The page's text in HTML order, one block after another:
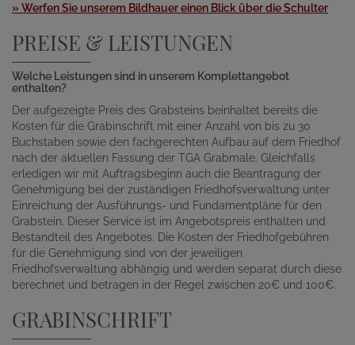
» Werfen Sie unserem Bildhauer einen Blick über die Schulter
PREISE & LEISTUNGEN
Welche Leistungen sind in unserem Komplettangebot
enthalten?
Der aufgezeigte Preis des Grabsteins beinhaltet bereits die
Kosten für die Grabinschrift mit einer Anzahl von bis zu 30
Buchstaben sowie den fachgerechten Aufbau auf dem Friedhof
nach der aktuellen Fassung der TGA Grabmale. Gleichfalls
erledigen wir mit Auftragsbeginn auch die Beantragung der
Genehmigung bei der zuständigen Friedhofsverwaltung unter
Einreichung der Ausführungs- und Fundamentpläne für den
Grabstein. Dieser Service ist im Angebotspreis enthalten und
Bestandteil des Angebotes. Die Kosten der Friedhofgebühren
für die Genehmigung sind von der jeweiligen
Friedhofsverwaltung abhängig und werden separat durch diese
berechnet und betragen in der Regel zwischen 20€ und 100€.
GRABINSCHRIFT